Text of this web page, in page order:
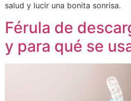
salud y lucir una bonita sonrisa.
Férula de
y para qué se